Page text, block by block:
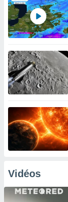
Vidéos